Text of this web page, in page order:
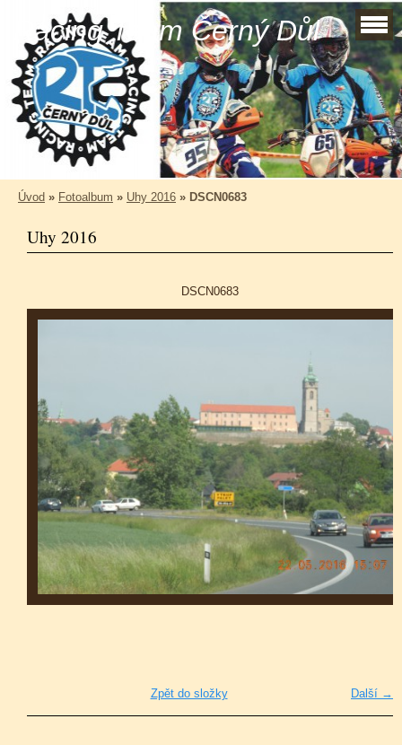
Racing Team Černý Důl
Úvod » Fotoalbum » Uhy 2016 » DSCN0683
Uhy 2016
DSCN0683
Další →
Zpět do složky